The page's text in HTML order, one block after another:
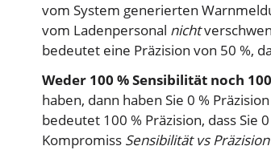
vom System generierten
vom Ladenpersonal nicht
bedeutet eine Präzision von 50 %,
Weder 100 % Sensibilität noch
haben, dann haben Sie 0 %
bedeutet 100 % Präzision, dass Sie
Kompromiss Sensibilität vs Präzision